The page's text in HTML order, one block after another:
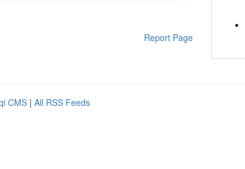
Report Page
CMS | All RSS Feeds